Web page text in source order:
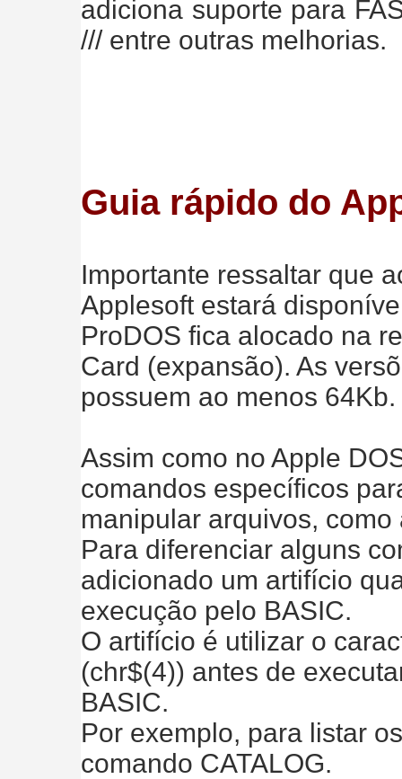
adiciona suporte para
/// entre outras melhorias.
Guia rápido do
Importante ressaltar que
Applesoft estará
ProDOS fica alocado na
Card (expansão). As
possuem ao menos 64Kb.
Assim como no Apple
comandos específicos
manipular arquivos,
Para diferenciar alguns
adicionado um artifício
execução pelo BASIC.
O artifício é utilizar o
(chr$(4)) antes de
BASIC.
Por exemplo, para listar
comando CATALOG.